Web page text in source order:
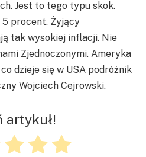
Jest to tego typu skok.
5 procent. Żyjący
tak wysokiej inflacji. Nie
Zjednoczonymi. Ameryka
dzieje się w USA podróżnik
Wojciech Cejrowski.
artykuł!